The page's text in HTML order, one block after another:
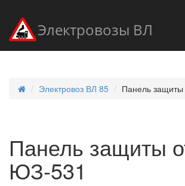
Электровозы ВЛ
Электровоз ВЛ 85 Панель
Панель защиты
ЮЗ-531